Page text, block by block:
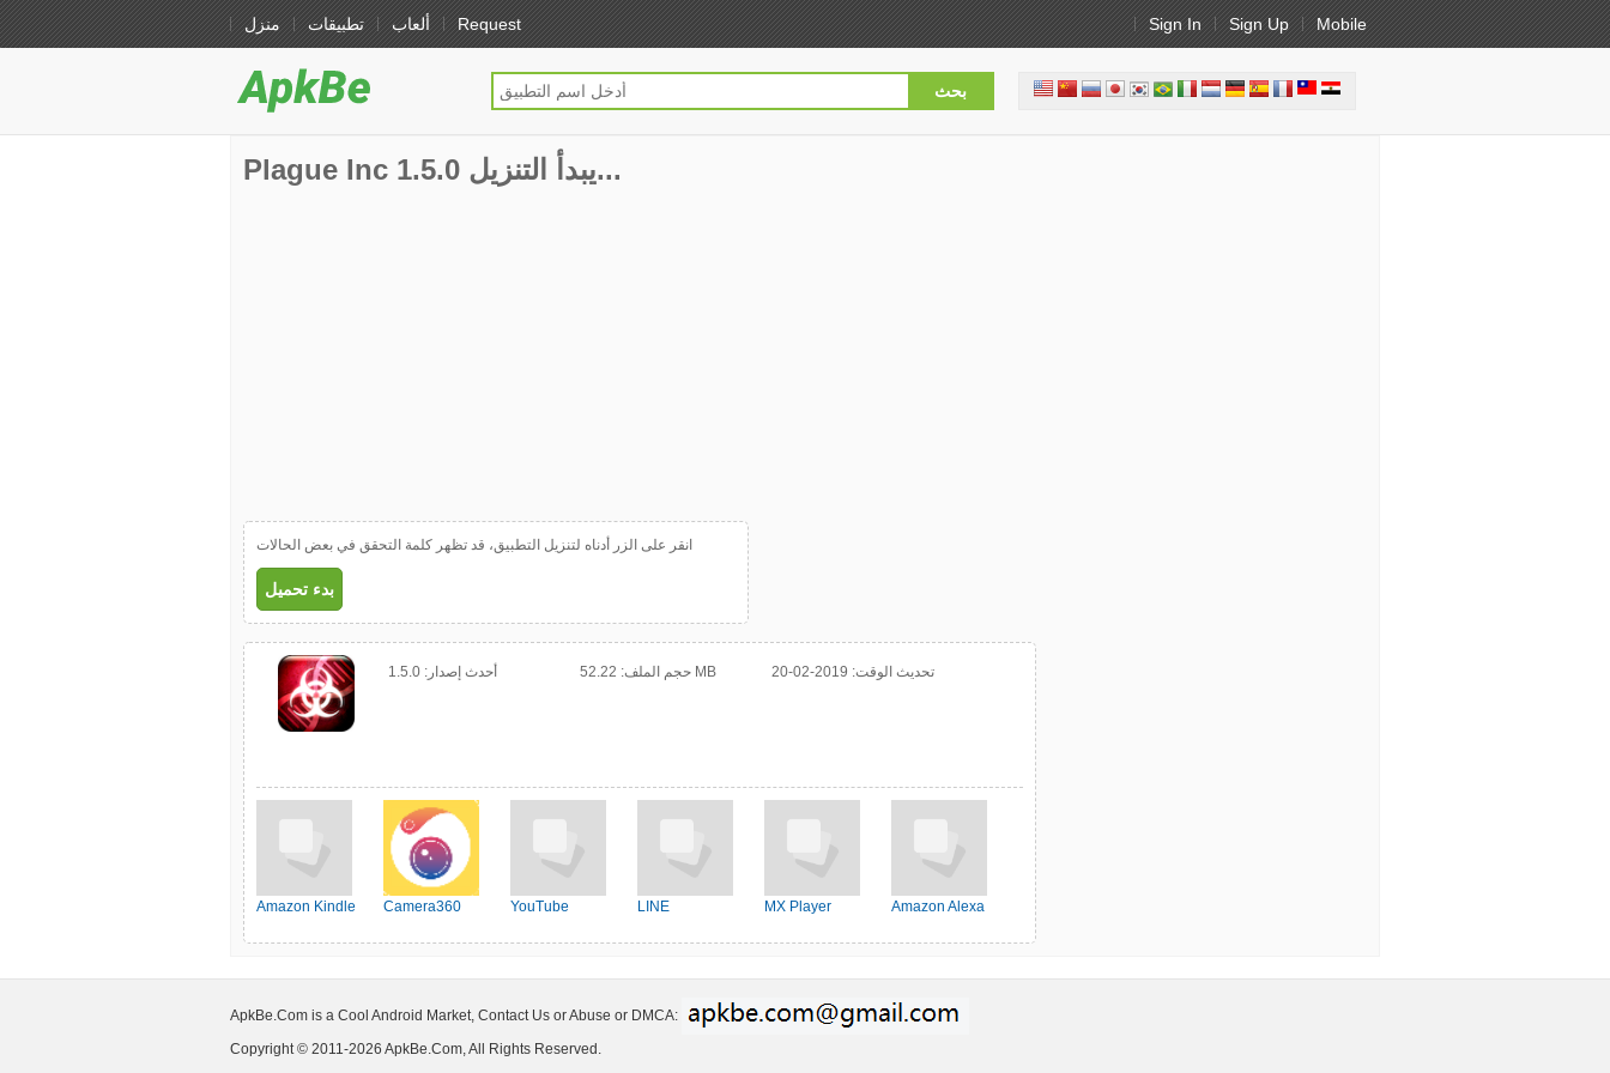
منزل تطبيقات ألعاب Request Sign In Sign Up Mobile
Plague Inc 1.5.0 يبدأ التنزيل...
انقر على الزر أدناه لتنزيل التطبيق، قد تظهر كلمة التحقق في بعض الحالات
بدء تحميل
أحدث إصدار: 1.5.0 حجم الملف: 52.22 MB تحديث الوقت: 2019-02-20
Amazon Kindle Camera360 YouTube LINE MX Player Amazon Alexa
ApkBe.Com is a Cool Android Market, Contact Us or Abuse or DMCA:
Copyright © 2011-2026 ApkBe.Com, All Rights Reserved.